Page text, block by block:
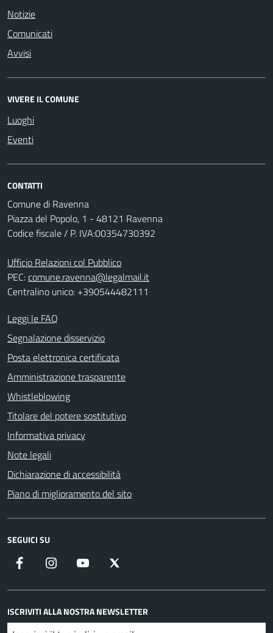
Notizie
Comunicati
Avvisi
VIVERE IL COMUNE
Luoghi
Eventi
CONTATTI
Comune di Ravenna
Piazza del Popolo, 1 - 48121 Ravenna
Codice fiscale / P. IVA:00354730392
Ufficio Relazioni col Pubblico
PEC:comune.ravenna@legalmail.it
Centralino unico: +390544482111
Leggi le FAQ
Segnalazione disservizio
Posta elettronica certificata
Amministrazione trasparente
Whistleblowing
Titolare del potere sostitutivo
Informativa privacy
Note legali
Dichiarazione di accessibilità
Piano di miglioramento del sito
SEGUICI SU
Facebook Instagram YouTube
ISCRIVITI ALLA NOSTRA NEWSLETTER